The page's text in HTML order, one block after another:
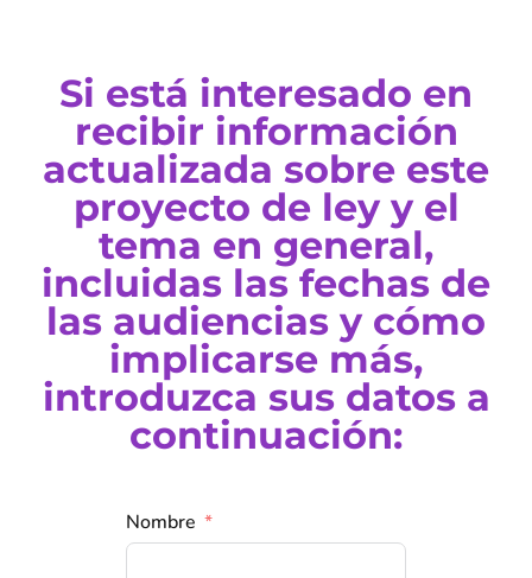
Si está interesado en
recibir información
actualizada sobre este
proyecto de ley y el
tema en general,
incluidas las fechas de
las audiencias y cómo
implicarse más,
introduzca sus datos a
continuación:
Nombre